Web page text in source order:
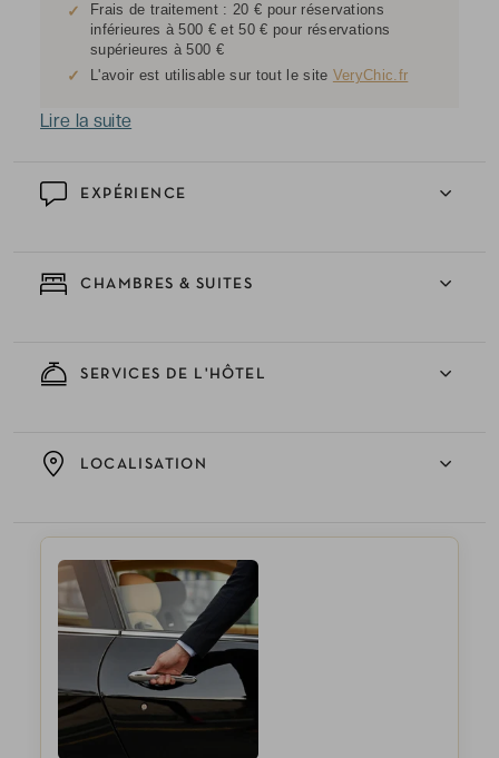
EXPÉRIENCE
CHAMBRES & SUITES
SERVICES DE L'HÔTEL
LOCALISATION
✓
Frais de traitement : 20 € pour réservations
inférieures à 500 € et 50 € pour réservations
supérieures à 500 €
✓ L'avoir est utilisable sur tout le site VeryChic.fr
Lire la suite